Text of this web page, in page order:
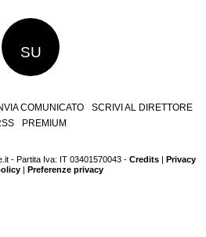
SU
COMUNICATO
SCRIVI AL DIRETTORE
PREMIUM
- Partita Iva: IT 03401570043 - Credits | Privacy
| Preferenze privacy